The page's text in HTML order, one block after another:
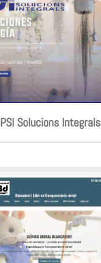
PSI Solucions Integrals